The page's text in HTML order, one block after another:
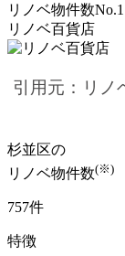
リノベ物件数No.1
リノベ百貨店
引用元：リノ
杉並区の
リノベ物件数(※)
757件
特徴